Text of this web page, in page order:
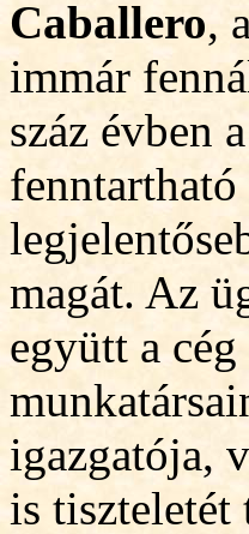
Caballero,
immár
száz évben
magát. Az
együtt a
igazgatója,
is tiszteletét